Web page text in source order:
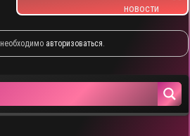
новости
авторизоваться.